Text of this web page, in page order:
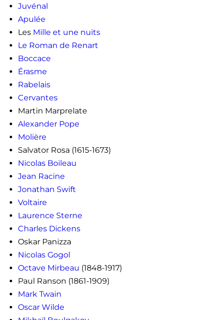
Juvénal
Apulée
Les Mille et une nuits
Le Roman de Renart
Boccace
Érasme
Rabelais
Cervantes
Martin Marprelate
Alexander Pope
Molière
Salvator Rosa (1615-1673)
Nicolas Boileau
Jean Racine
Jonathan Swift
Voltaire
Laurence Sterne
Charles Dickens
Oskar Panizza
Nicolas Gogol
Octave Mirbeau (1848-1917)
Paul Ranson (1861-1909)
Mark Twain
Oscar Wilde